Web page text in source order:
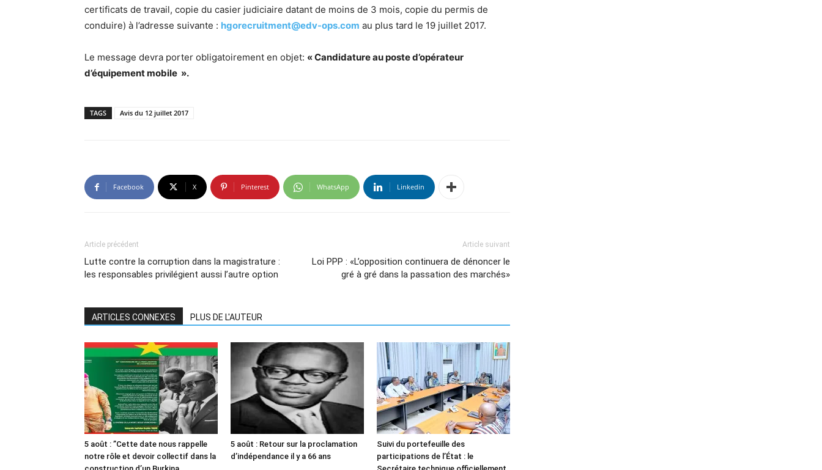
certificats de travail, copie du casier judiciaire datant de moins de 3 mois, copie du permis de
conduire) à l’adresse suivante : hgorecruitment@edv-ops.com au plus tard le 19 juillet 2017.
Le message devra porter obligatoirement en objet: « Candidature au poste d’opérateur
d’équipement mobile ».
TAGS Avis du 12 juillet 2017
Facebook X Pinterest WhatsApp Linkedin
Article précédent
Lutte contre la corruption dans la magistrature :
les responsables privilégient aussi l’autre option
Article suivant
Loi PPP : «L’opposition continuera de dénoncer le
gré à gré dans la passation des marchés»
ARTICLES CONNEXES PLUS DE L'AUTEUR
5 août : ”Cette date nous rappelle
notre rôle et devoir collectif dans la
5 août : Retour sur la proclamation
d’indépendance il y a 66 ans
Suivi du portefeuille des
participations de l’État : le